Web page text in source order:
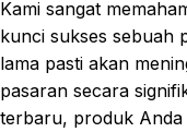
Kami sangat
kunci sukses sebuah
lama pasti akan
pasaran secara
terbaru, produk Anda